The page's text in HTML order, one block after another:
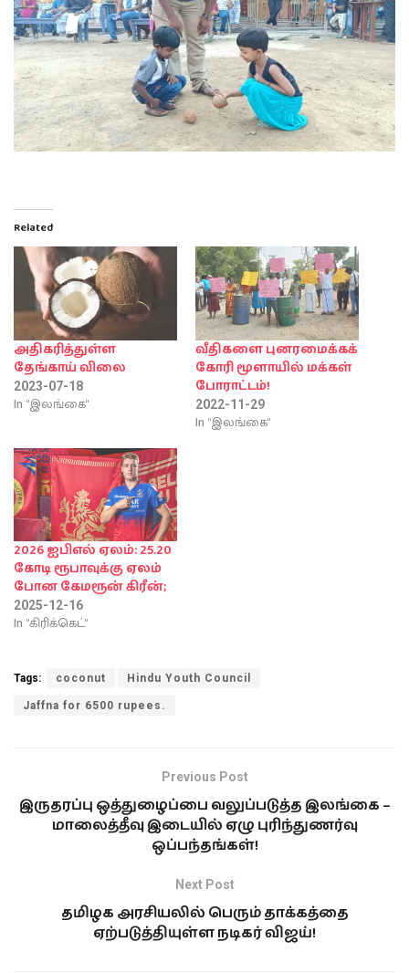
Related
அதிகரித்துள்ள
தேங்காய் விலை
2023-07-18
In "இலங்கை"
வீதிகளை புனரமைக்கக்
கோரி மூளாயில் மக்கள்
போராட்டம்!
2022-11-29
In "இலங்கை"
2026 ஐபிஎல் ஏலம்: 25.20
கோடி ரூபாவுக்கு ஏலம்
போன கேமரூன் கிரீன்;
2025-12-16
In "கிரிக்கெட்"
Tags: coconut Hindu Youth Council
Jaffna for 6500 rupees.
Previous Post
இருதரப்பு ஒத்துழைப்பை வலுப்படுத்த இலங்கை –
மாலைத்தீவு இடையில் ஏழு புரிந்துணர்வு
ஒப்பந்தங்கள்!
Next Post
தமிழக அரசியலில் பெரும் தாக்கத்தை
ஏற்படுத்தியுள்ள நடிகர் விஜய்!